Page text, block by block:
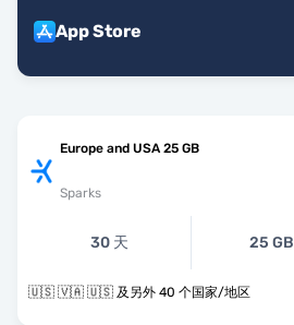
App Store
Europe and USA 25 GB
Sparks
30 天 25 GB
🇺🇸 🇻🇦 🇺🇸 及另外 40 个国家/地区